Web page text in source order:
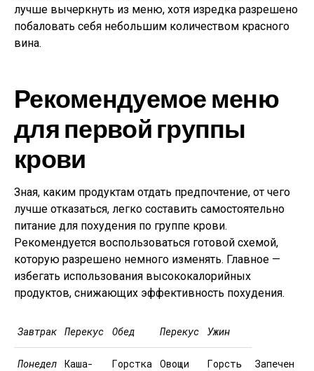
лучше вычеркнуть из меню, хотя изредка разрешено
побаловать себя небольшим количеством красного
вина.
Рекомендуемое меню
для первой группы
крови
Зная, каким продуктам отдать предпочтение, от чего
лучше отказаться, легко составить самостоятельно
питание для похудения по группе крови.
Рекомендуется воспользоваться готовой схемой,
которую разрешено немного изменять. Главное —
избегать использования высококалорийных
продуктов, снижающих эффективность похудения.
Завтрак Перекус Обед Перекус Ужин
Понедел Каша-
Горстка Овощи
Горсть
Запечен